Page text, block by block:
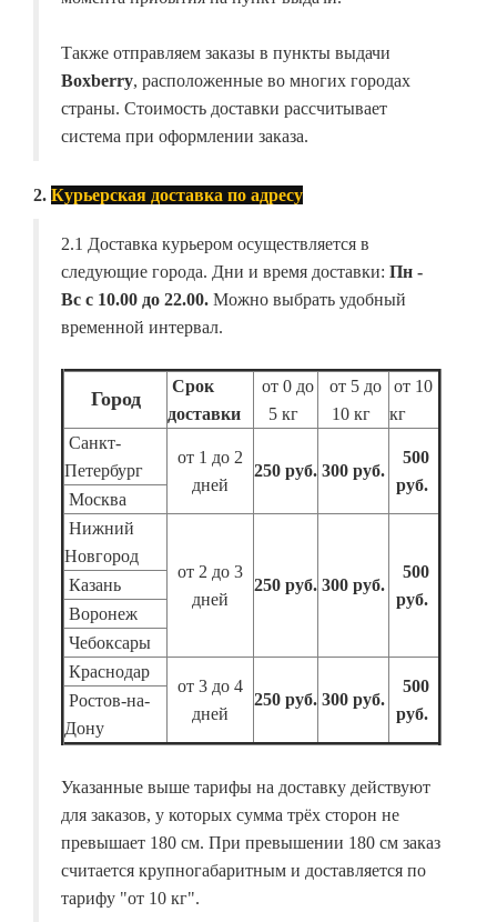
Также отправляем заказы в пункты выдачи
Boxberry, расположенные во многих городах
страны. Стоимость доставки рассчитывает
система при оформлении заказа.
2. Курьерская доставка по адресу
2.1 Доставка курьером осуществляется в
следующие города. Дни и время доставки: Пн -
Вс с 10.00 до 22.00. Можно выбрать удобный
временной интервал.
Город
Срок
доставки
от 0 до
5 кг
от 5 до
10 кг
от 10
кг
Санкт-
Петербург
от 1 до 2
дней
250 руб. 300 руб.
500
руб.
Москва
Нижний
Новгород
от 2 до 3
дней
250 руб. 300 руб.
500
руб.
Казань
Воронеж
Чебоксары
Краснодар
от 3 до 4
дней
250 руб. 300 руб.
500
руб.
Ростов-на-
Дону
Указанные выше тарифы на доставку действуют
для заказов, у которых сумма трёх сторон не
превышает 180 см. При превышении 180 см заказ
считается крупногабаритным и доставляется по
тарифу "от 10 кг".